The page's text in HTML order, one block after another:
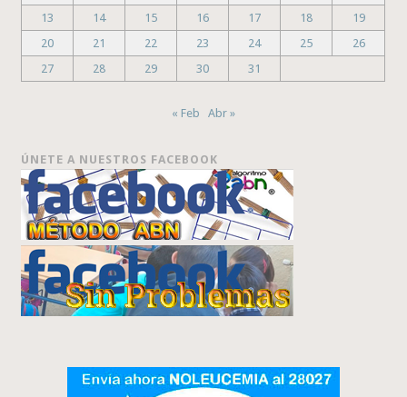
13
14 15 16 17 18
19
20
21 22 23 24 25
26
27
28 29 30 31
« Feb Abr »
ÚNETE A NUESTROS FACEBOOK